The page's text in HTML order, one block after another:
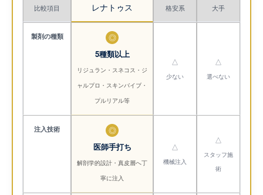
比較項目 レナトゥス 格安系 大手
製剤の種類
◎
5種類以上
リジュラン・スネコス・ジ
ャルプロ・スキンバイブ・
プルリアル等
△
少ない
△
選べない
注入技術
◎
医師手打ち
解剖学的設計・真皮層へ丁
寧に注入
△
機械注入
△
スタッフ施
術